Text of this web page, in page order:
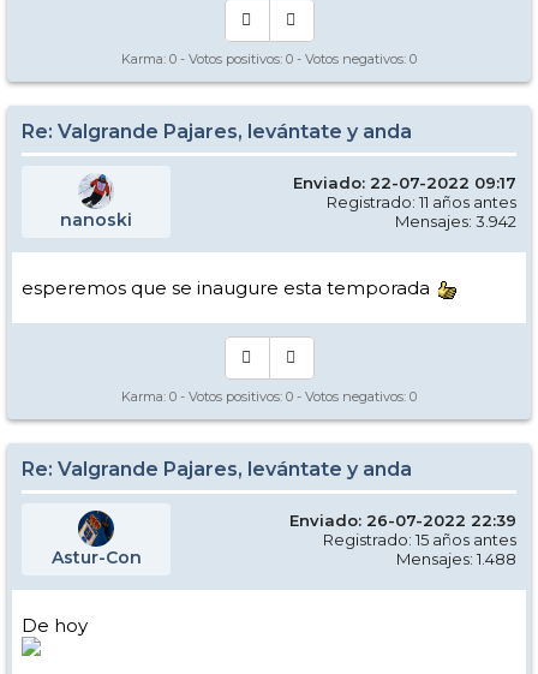
Karma: 0 - Votos positivos: 0 - Votos negativos: 0
Re: Valgrande Pajares, levántate y anda
nanoski
Enviado: 22-07-2022 09:17
Registrado: 11 años antes
Mensajes: 3.942
esperemos que se inaugure esta temporada
Karma: 0 - Votos positivos: 0 - Votos negativos: 0
Re: Valgrande Pajares, levántate y anda
Astur-Con
Enviado: 26-07-2022 22:39
Registrado: 15 años antes
Mensajes: 1.488
De hoy